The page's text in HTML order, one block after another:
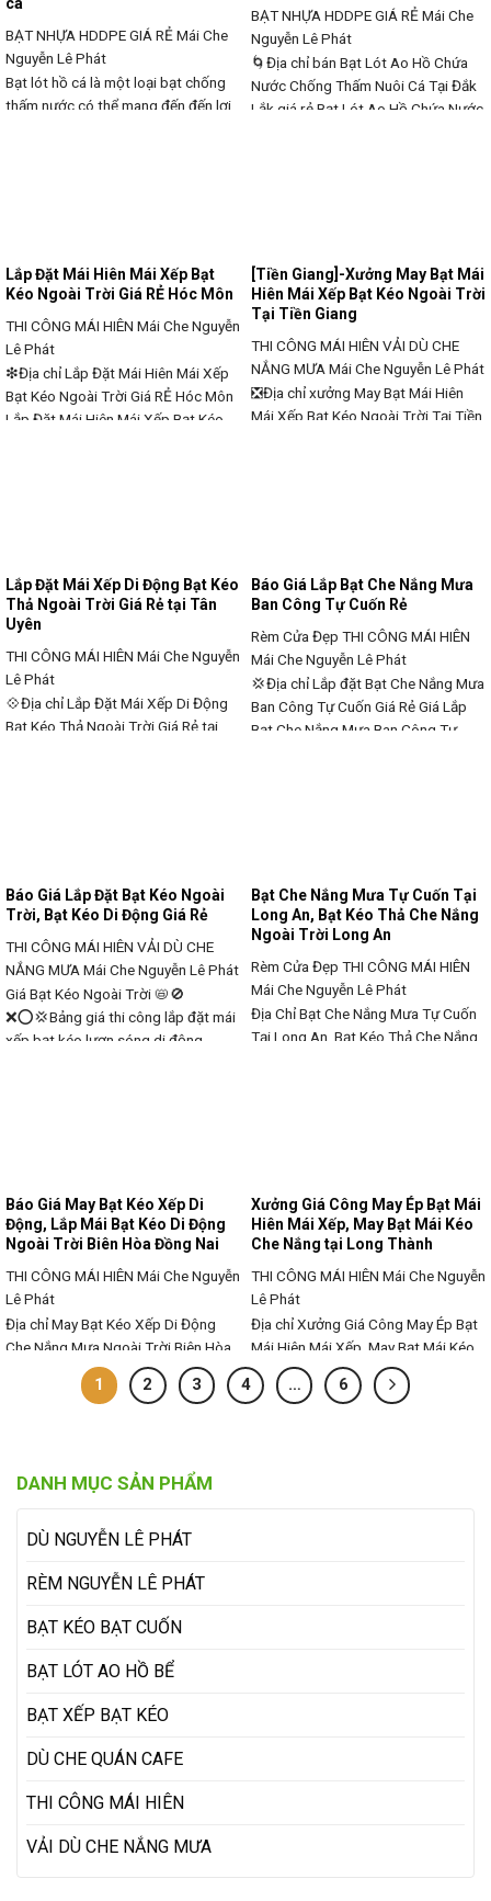
DANH MỤC SẢN PHẨM
DÙ NGUYỄN LÊ PHÁT
RÈM NGUYỄN LÊ PHÁT
BẠT KÉO BẠT CUỐN
BẠT LÓT AO HỒ BỂ
BẠT XẾP BẠT KÉO
DÙ CHE QUÁN CAFE
THI CÔNG MÁI HIÊN
VẢI DÙ CHE NẮNG MƯA
BẠT NHỰA HDDPE GIÁ RẺMái Che
Nguyễn Lê Phát
Bạt lót hồ cá là một loại bạt chống
thấm nước có thể mang đến đến lợi
BẠT NHỰA HDDPE GIÁ RẺMái Che
Nguyễn Lê Phát
🌀Địa chỉ bán Bạt Lót Ao Hồ Chứa
Nước Chống Thấm Nuôi Cá Tại Đắk
Lắk giá rẻ Bạt Lót Ao Hồ Chứa Nước
Lắp Đặt Mái Hiên Mái Xếp Bạt
Kéo Ngoài Trời Giá RẺ Hóc Môn
THI CÔNG MÁI HIÊN Mái Che Nguyễn
Lê Phát
❇Địa chỉ Lắp Đặt Mái Hiên Mái Xếp
Bạt Kéo Ngoài Trời Giá RẺ Hóc Môn
Lắp Đặt Mái Hiên Mái Xếp Bạt Kéo
[Tiền Giang]-Xưởng May Bạt Mái
Hiên Mái Xếp Bạt Kéo Ngoài Trời
Tại Tiền Giang
THI CÔNG MÁI HIÊN VẢI DÙ CHE
NẮNG MƯA Mái Che Nguyễn Lê Phát
❎Địa chỉ xưởng May Bạt Mái Hiên
Mái Xếp Bạt Kéo Ngoài Trời Tại Tiền
nhu cầu khách
Lắp Đặt Mái Xếp Di Động Bạt Kéo
Thả Ngoài Trời Giá Rẻ tại Tân
Uyên
THI CÔNG MÁI HIÊN Mái Che Nguyễn
Lê Phát
💠Địa chỉ Lắp Đặt Mái Xếp Di Động
Bạt Kéo Thả Ngoài Trời Giá Rẻ tại
Báo Giá Lắp Bạt Che Nắng Mưa
Ban Công Tự Cuốn Rẻ
Rèm Cửa Đẹp THI CÔNG MÁI HIÊN
Mái Che Nguyễn Lê Phát
💢Địa chỉ Lắp đặt Bạt Che Nắng Mưa
Ban Công Tự Cuốn Giá Rẻ Giá Lắp
Bạt Che Nắng Mưa Ban Công Tự
Báo Giá Lắp Đặt Bạt Kéo Ngoài
Trời, Bạt Kéo Di Động Giá Rẻ
THI CÔNG MÁI HIÊN VẢI DÙ CHE
NẮNG MƯA Mái Che Nguyễn Lê Phát
Giá Bạt Kéo Ngoài Trời 📛🚫
❌⭕💢Bảng giá thi công lắp đặt mái
xếp bạt kéo lượn sóng di động
Bạt Che Nắng Mưa Tự Cuốn Tại
Long An, Bạt Kéo Thả Che Nắng
Ngoài Trời Long An
Rèm Cửa Đẹp THI CÔNG MÁI HIÊN
Mái Che Nguyễn Lê Phát
Địa Chỉ Bạt Che Nắng Mưa Tự Cuốn
Tại Long An, Bạt Kéo Thả Che Nắng
Báo Giá May Bạt Kéo Xếp Di
Động, Lắp Mái Bạt Kéo Di Động
Ngoài Trời Biên Hòa Đồng Nai
THI CÔNG MÁI HIÊN Mái Che Nguyễn
Lê Phát
Địa chỉ May Bạt Kéo Xếp Di Động
Che Nắng Mưa Ngoài Trời Biên Hòa
Đồng Nai Báo Giá May Bạt Kéo Xếp
Di Động Che Nắng Mưa Ngoài Trời
nhiêu 1m2
Xưởng Giá Công May Ép Bạt Mái
Hiên Mái Xếp, May Bạt Mái Kéo
Che Nắng tại Long Thành
THI CÔNG MÁI HIÊN Mái Che Nguyễn
Lê Phát
Địa chỉ Xưởng Giá Công May Ép Bạt
Mái Hiên Mái Xếp, May Bạt Mái Kéo
Che Nắng tại Long Thành Xưởng Giá
Công May Ép Bạt Mái Hiên Mái Xếp,
1 2 3 4 … 6